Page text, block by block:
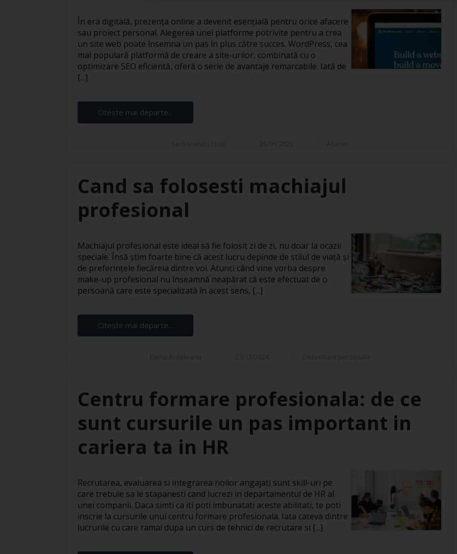
În era digitală, prezența online a devenit esențială pentru orice afacere
sau proiect personal. Alegerea unei platforme potrivite pentru a crea
un site web poate însemna un pas în plus către succes. WordPress, cea
mai populară platformă de creare a site-urilor, combinată cu o
optimizare SEO eficientă, oferă o serie de avantaje remarcabile. Iată de
[...]
Citeste mai departe...
Cand sa folosesti machiajul
profesional
Machiajul profesional este ideal să fie folosit zi de zi, nu doar la ocazii
speciale. Însă știm foarte bine că acest lucru depinde de stilul de viață și
de preferințele fiecăreia dintre voi. Atunci când vine vorba despre
make-up profesional nu înseamnă neapărat că este efectuat de o
persoană care este specializată în acest sens, [...]
Citeste mai departe...
Centru formare profesionala: de ce
sunt cursurile un pas important in
cariera ta in HR
Recrutarea, evaluarea si integrarea noilor angajati sunt skill-uri pe
care trebuie sa le stapanesti cand lucrezi in departamentul de HR al
unei companii. Daca simti ca iti poti imbunatati aceste abilitati, te poti
inscrie la cursurile unui centru formare profesionala. Iata cateva dintre
lucrurile cu care ramai dupa un curs de tehnici de recrutare si [...]